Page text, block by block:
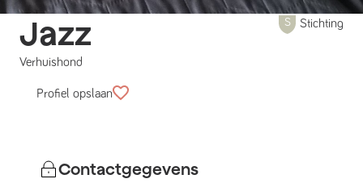
Jazz
Verhuishond
Stichting
Profiel opslaan
Contactgegevens